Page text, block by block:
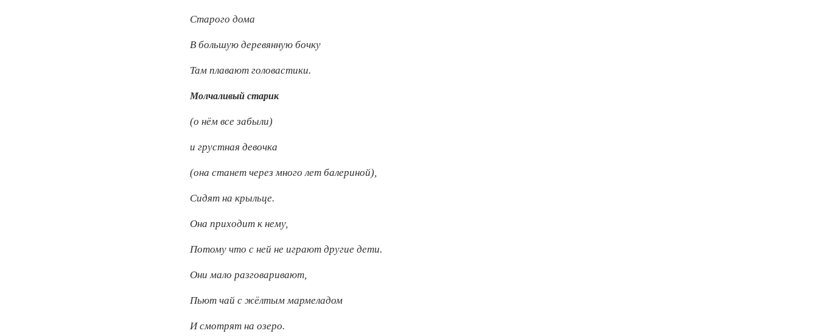
Старого дома
В большую деревянную бочку
Там плавают головастики.
Молчаливый старик
(о нём все забыли)
и грустная девочка
(она станет через много лет балериной),
Сидят на крыльце.
Она приходит к нему,
Потому что с ней не играют другие дети.
Они мало разговаривают,
Пьют чай с жёлтым мармеладом
И смотрят на озеро.